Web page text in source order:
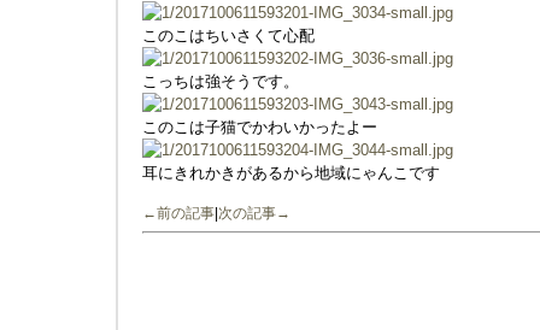
このこはちいさくて心配
こっちは強そうです。
このこは子猫でかわいかったよー
耳にきれかきがあるから地域にゃんこです
←前の記事 次の記事→